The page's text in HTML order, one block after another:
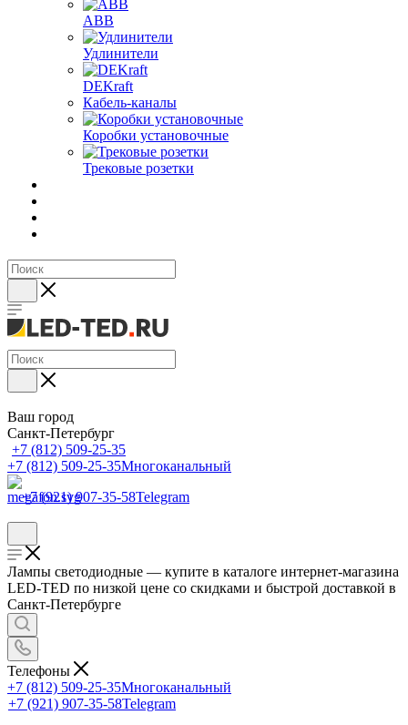
ABB
Удлинители
DEKraft
Кабель-каналы
Коробки установочные
Трековые розетки
Ваш город
Санкт-Петербург
+7 (812) 509-25-35
+7 (812) 509-25-35Многоканальный
+7 (921) 907-35-58Telegram
Лампы светодиодные — купите в каталоге интернет-магазина
LED-TED по низкой цене со скидками и быстрой доставкой в
Санкт-Петербурге
Телефоны
+7 (812) 509-25-35Многоканальный
+7 (921) 907-35-58Telegram